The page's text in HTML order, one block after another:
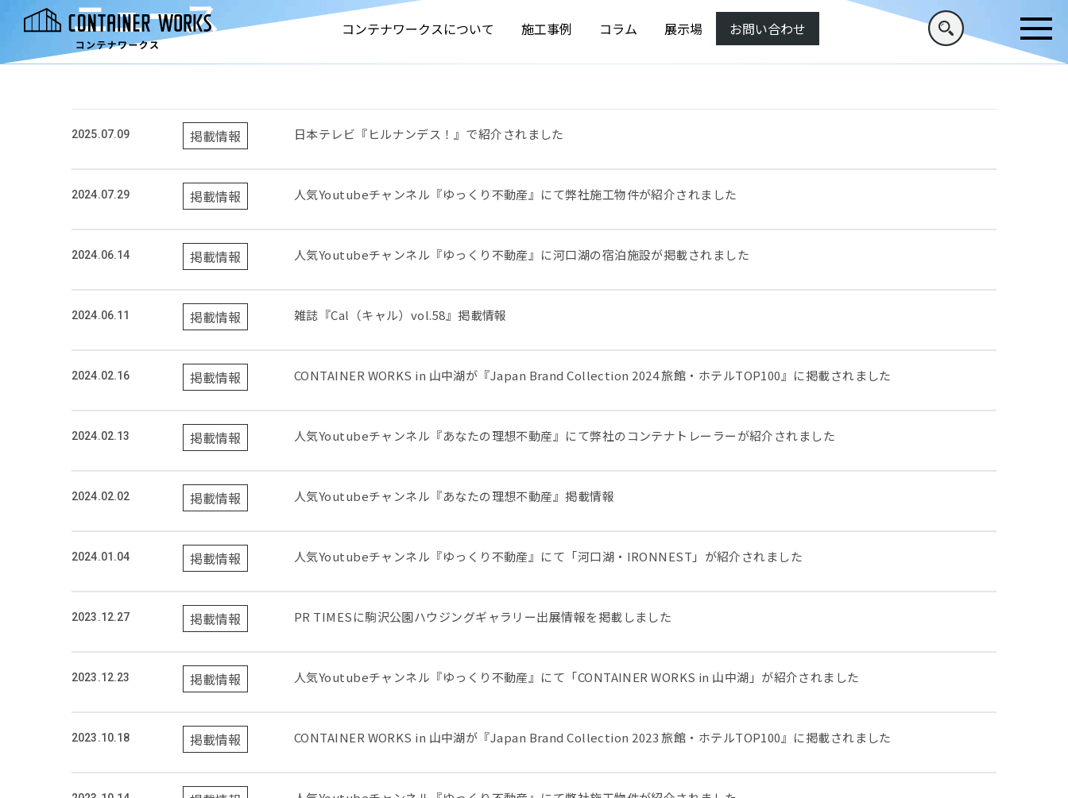
コンテナワークスについて 施工事例 コラム 展示場 お問い合わせ
ニュース
news
日本テレビ『ヒルナンデス！』で紹介されました
掲載情報
2025.07.09
人気Youtubeチャンネル『ゆっくり不動産』にて弊社施工物件が紹介されました
掲載情報
2024.07.29
人気Youtubeチャンネル『ゆっくり不動産』に河口湖の宿泊施設が掲載されました
掲載情報
2024.06.14
雑誌『Cal（キャル）vol.58』掲載情報
掲載情報
2024.06.11
CONTAINER WORKS in 山中湖が『Japan Brand Collection 2024 旅館・ホテルTOP100』に掲載されました
掲載情報
2024.02.16
人気Youtubeチャンネル『あなたの理想不動産』にて弊社のコンテナトレーラーが紹介されました
掲載情報
2024.02.13
人気Youtubeチャンネル『あなたの理想不動産』掲載情報
掲載情報
2024.02.02
人気Youtubeチャンネル『ゆっくり不動産』にて「河口湖・IRONNEST」が紹介されました
掲載情報
2024.01.04
PR TIMESに駒沢公園ハウジングギャラリー出展情報を掲載しました
掲載情報
2023.12.27
人気Youtubeチャンネル『ゆっくり不動産』にて「CONTAINER WORKS in 山中湖」が紹介されました
掲載情報
2023.12.23
CONTAINER WORKS in 山中湖が『Japan Brand Collection 2023 旅館・ホテルTOP100』に掲載されました
掲載情報
2023.10.18